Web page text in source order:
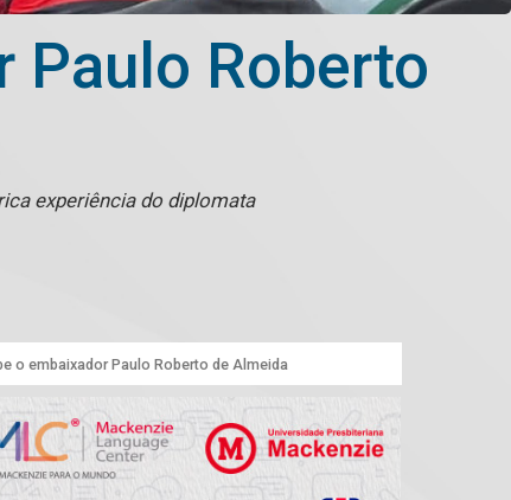
Paulo Roberto
experiência do diplomata
o embaixador Paulo Roberto de Almeida